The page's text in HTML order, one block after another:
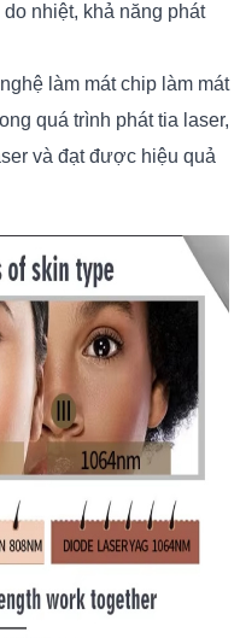
nhiệt, khả năng phát
làm mát chip làm mát
quá trình phát tia laser,
và đạt được hiệu quả